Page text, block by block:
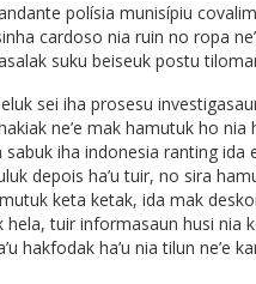
polísia munisípiu
cardoso nia ruin no ropa
suku beiseuk postu
sei iha prosesu
ne’e mak hamutuk ho nia
iha indonesia ranting ida
depois ha’u tuir, no sira
keta ketak, ida mak
tuir informasaun husi nia
hakfodak ha’u nia tilun ne’e